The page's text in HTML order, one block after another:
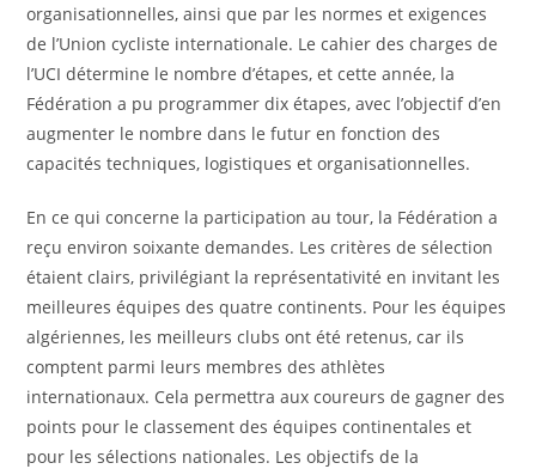
organisationnelles, ainsi que par les normes et exigences
de l’Union cycliste internationale. Le cahier des charges de
l’UCI détermine le nombre d’étapes, et cette année, la
Fédération a pu programmer dix étapes, avec l’objectif d’en
augmenter le nombre dans le futur en fonction des
capacités techniques, logistiques et organisationnelles.
En ce qui concerne la participation au tour, la Fédération a
reçu environ soixante demandes. Les critères de sélection
étaient clairs, privilégiant la représentativité en invitant les
meilleures équipes des quatre continents. Pour les équipes
algériennes, les meilleurs clubs ont été retenus, car ils
comptent parmi leurs membres des athlètes
internationaux. Cela permettra aux coureurs de gagner des
points pour le classement des équipes continentales et
pour les sélections nationales. Les objectifs de la